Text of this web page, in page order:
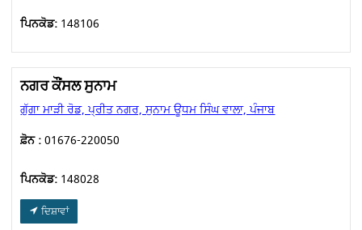
ਪਿਨਕੋਡ: 148106
ਨਗਰ ਕੌਂਸਲ ਸੁਨਾਮ
ਗੁੱਗਾ ਮਾੜੀ ਰੋਡ, ਪ੍ਰੀਤ ਨਗਰ, ਸੁਨਾਮ ਊਧਮ ਸਿੰਘ ਵਾਲਾ, ਪੰਜਾਬ
ਫ਼ੋਨ :01676-220050
ਪਿਨਕੋਡ: 148028
ਦਿਸ਼ਾਵਾਂ